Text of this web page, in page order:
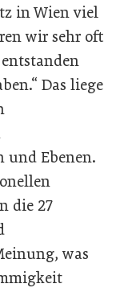
in Wien viel
wir sehr oft
Das liege
und Ebenen.
die 27
was